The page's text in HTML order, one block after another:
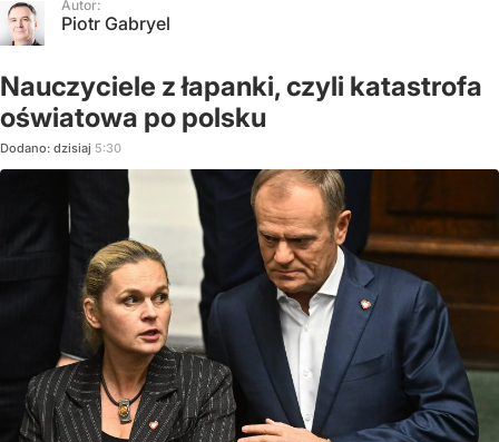
Autor:
Piotr Gabryel
Nauczyciele z łapanki, czyli katastrofa
oświatowa po polsku
Dodano: dzisiaj 5:30